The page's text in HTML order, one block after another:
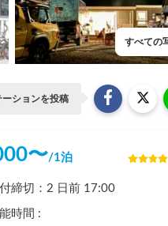
すべての
ーションを投稿
〜/1泊
締切： 2 日前 17:00
時間 :